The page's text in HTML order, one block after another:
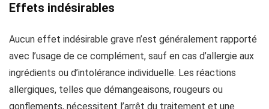
Effets indésirables
Aucun effet indésirable grave n’est généralement rapporté
avec l’usage de ce complément, sauf en cas d’allergie aux
ingrédients ou d’intolérance individuelle. Les réactions
allergiques, telles que démangeaisons, rougeurs ou
gonflements, nécessitent l’arrêt du traitement et une